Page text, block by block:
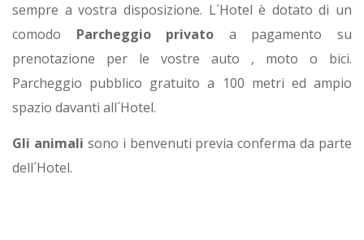
sempre a vostra disposizione. L´Hotel è dotato di un
comodo Parcheggio privato a pagamento su
prenotazione per le vostre auto , moto o bici.
Parcheggio pubblico gratuito a 100 metri ed ampio
spazio davanti all´Hotel.
Gli animali sono i benvenuti previa conferma da parte
dell´Hotel.